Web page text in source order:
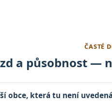
ČASTÉ
a působnost —
obce, která tu není